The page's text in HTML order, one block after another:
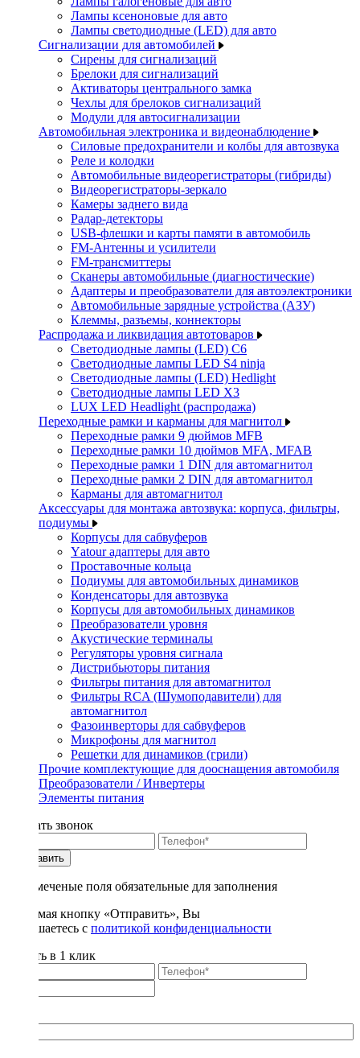
Лампы ксеноновые для авто
Лампы светодиодные (LED) для авто
Сигнализации для автомобилей
Сирены для сигнализаций
Брелоки для сигнализаций
Активаторы центрального замка
Чехлы для брелоков сигнализаций
Модули для автосигнализации
Автомобильная электроника и видеонаблюдение
Силовые предохранители и колбы для автозвука
Реле и колодки
Автомобильные видеорегистраторы (гибриды)
Видеорегистраторы-зеркало
Камеры заднего вида
Радар-детекторы
USB-флешки и карты памяти в автомобиль
FM-Антенны и усилители
FM-трансмиттеры
Сканеры автомобильные (диагностические)
Адаптеры и преобразователи для автоэлектроники
Автомобильные зарядные устройства (АЗУ)
Клеммы, разъемы, коннекторы
Распродажа и ликвидация автотоваров
Светодиодные лампы (LED) C6
Светодиодные лампы LED S4 ninja
Светодиодные лампы (LED) Hedlight
Светодиодные лампы LED X3
LUX LED Headlight (распродажа)
Переходные рамки и карманы для магнитол
Переходные рамки 9 дюймов MFB
Переходные рамки 10 дюймов MFA, MFAB
Переходные рамки 1 DIN для автомагнитол
Переходные рамки 2 DIN для автомагнитол
Карманы для автомагнитол
Аксессуары для монтажа автозвука: корпуса, фильтры,
подиумы
Корпусы для сабвуферов
Yаtour адаптеры для авто
Проставочные кольца
Подиумы для автомобильных динамиков
Конденсаторы для автозвука
Корпусы для автомобильных динамиков
Преобразователи уровня
Акустические терминалы
Регуляторы уровня сигнала
Дистрибьюторы питания
Фильтры питания для автомагнитол
Фильтры RCA (Шумоподавители) для
автомагнитол
Фазоинверторы для сабвуферов
Микрофоны для магнитол
Решетки для динамиков (грили)
Прочие комплектующие для дооснащения автомобиля
Преобразователи / Инвертеры
Элементы питания
Заказать звонок
Отправить
* - отмеченые поля обязательные для заполнения
Нажимая кнопку «Отправить», Вы
соглашаетесь с политикой конфиденциальности
Купить в 1 клик